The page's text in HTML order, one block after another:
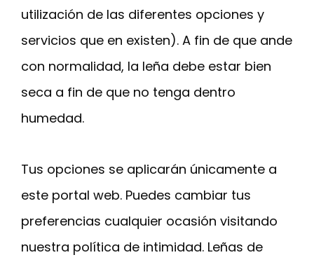
utilización de las diferentes opciones y
servicios que en existen). A fin de que ande
con normalidad, la leña debe estar bien
seca a fin de que no tenga dentro
humedad.
Tus opciones se aplicarán únicamente a
este portal web. Puedes cambiar tus
preferencias cualquier ocasión visitando
nuestra política de intimidad. Leñas de